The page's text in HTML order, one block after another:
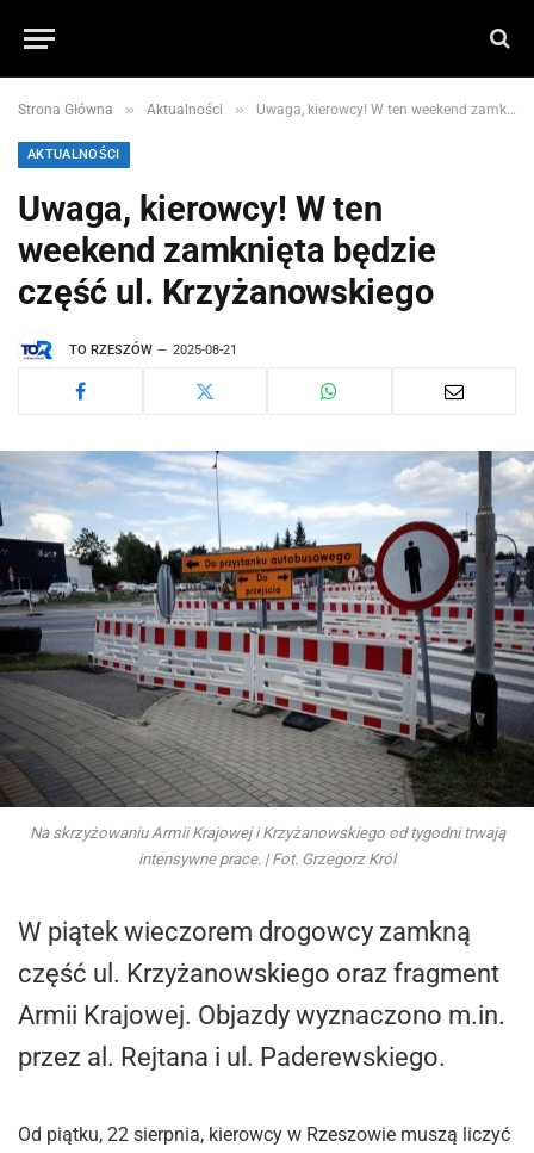
Strona Główna » Aktualności » Uwaga, kierowcy! W ten weekend zamknięta będzie część ul. Krzyżanowskiego
AKTUALNOŚCI
Uwaga, kierowcy! W ten
weekend zamknięta będzie
część ul. Krzyżanowskiego
TO RZESZÓW 2025-08-21
Na skrzyżowaniu Armii Krajowej i Krzyżanowskiego od tygodni trwają
intensywne prace. | Fot. Grzegorz Król
W piątek wieczorem drogowcy zamkną
część ul. Krzyżanowskiego oraz fragment
Armii Krajowej. Objazdy wyznaczono m.in.
przez al. Rejtana i ul. Paderewskiego.
Od piątku, 22 sierpnia, kierowcy w Rzeszowie muszą liczyć